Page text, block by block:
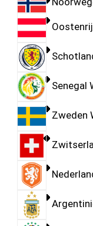
Senegal
Zweden